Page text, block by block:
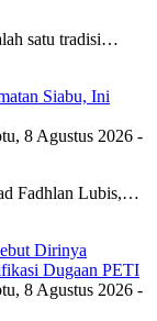
satu tradisi…
Siabu, Ini
8 Agustus 2026 -
Fadhlan Lubis,…
Dirinya
Dugaan PETI
8 Agustus 2026 -